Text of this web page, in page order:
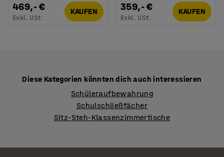
469,- €
Exkl. USt.
KAUFEN 359,- €
Exkl. USt.
KAUFEN
Diese Kategorien könnten dich auch interessieren
Schüleraufbewahrung
Schulschließfächer
Sitz-Steh-Klassenzimmertische